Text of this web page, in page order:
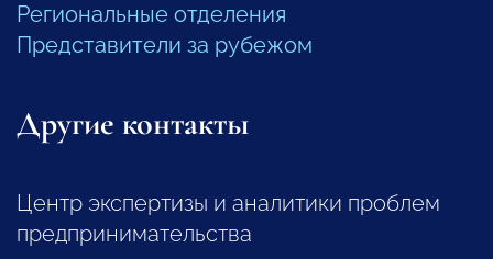
Региональные отделения
Представители за рубежом
Другие контакты
Центр экспертизы и аналитики проблем
предпринимательства